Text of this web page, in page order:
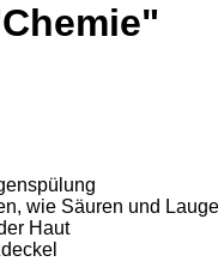
wie Säuren und
Haut